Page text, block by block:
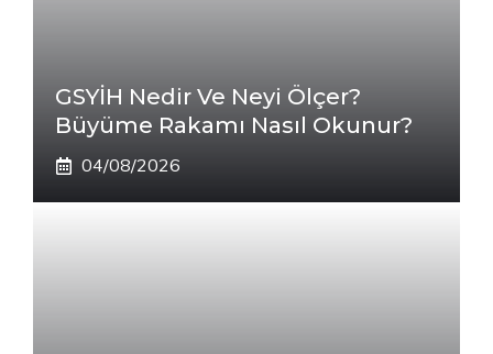
GSYİH Nedir Ve Neyi Ölçer?
Büyüme Rakamı Nasıl Okunur?
04/08/2026